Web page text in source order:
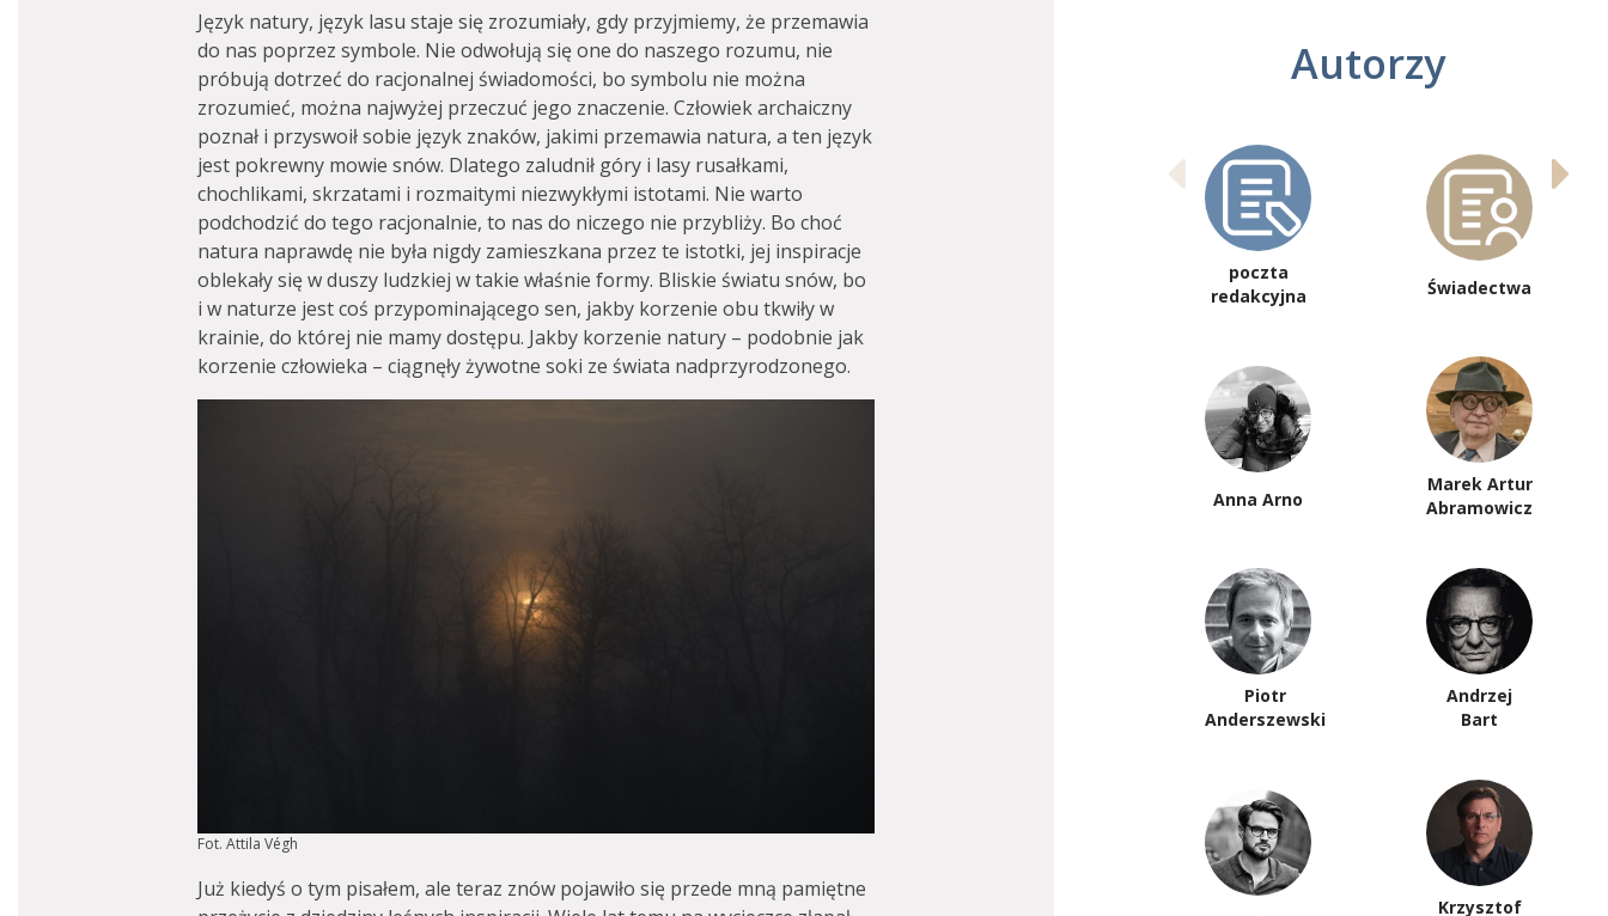
Język natury, język lasu staje się zrozumiały, gdy przyjmiemy, że przemawia
do nas poprzez symbole. Nie odwołują się one do naszego rozumu, nie
próbują dotrzeć do racjonalnej świadomości, bo symbolu nie można
zrozumieć, można najwyżej przeczuć jego znaczenie. Człowiek archaiczny
poznał i przyswoił sobie język znaków, jakimi przemawia natura, a ten język
jest pokrewny mowie snów. Dlatego zaludnił góry i lasy rusałkami,
chochlikami, skrzatami i rozmaitymi niezwykłymi istotami. Nie warto
podchodzić do tego racjonalnie, to nas do niczego nie przybliży. Bo choć
natura naprawdę nie była nigdy zamieszkana przez te istotki, jej inspiracje
oblekały się w duszy ludzkiej w takie właśnie formy. Bliskie światu snów, bo
i w naturze jest coś przypominającego sen, jakby korzenie obu tkwiły w
krainie, do której nie mamy dostępu. Jakby korzenie natury – podobnie jak
korzenie człowieka – ciągnęły żywotne soki ze świata nadprzyrodzonego.
Fot. Attila Végh
Już kiedyś o tym pisałem, ale teraz znów pojawiło się przede mną pamiętne
Autorzy
poczta
redakcyjna
Świadectwa
Anna Arno
Marek Artur
Abramowicz
Piotr
Anderszewski
Andrzej
Bart
Krzysztof